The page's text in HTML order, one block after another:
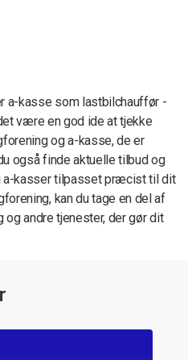
a-kasse som lastbilchauffør -
være en god ide at tjekke
og a-kasse, de er
også finde aktuelle tilbud og
a-kasser tilpasset præcist til dit
kan du tage en del af
andre tjenester, der gør dit